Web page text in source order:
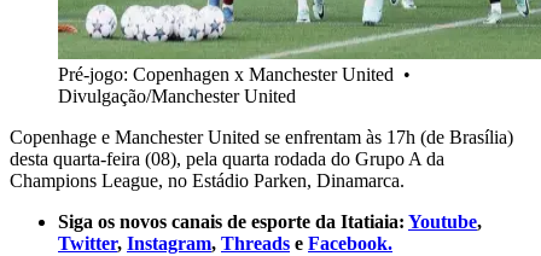
Pré-jogo: Copenhagen x Manchester United •
Divulgação/Manchester United
Copenhage e Manchester United se enfrentam às 17h (de Brasília)
desta quarta-feira (08), pela quarta rodada do Grupo A da
Champions League, no Estádio Parken, Dinamarca.
Siga os novos canais de esporte da Itatiaia: Youtube,
Twitter, Instagram, Threads e Facebook.